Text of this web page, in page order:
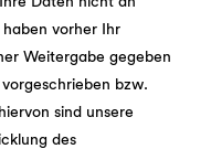
vorher Ihr
Weitergabe gegeben
bzw.
sind unsere
des